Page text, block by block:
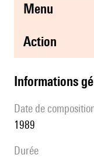
menu
action
informations
date de
1989
durée